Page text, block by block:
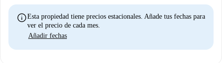
infoEsta propiedad tiene precios estacionales. Añade tus fechas para
ver el precio de cada mes.
Añadir fechas